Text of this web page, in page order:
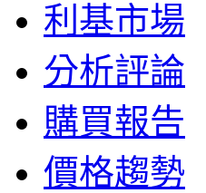
利基市場
分析評論
購買報告
價格趨勢